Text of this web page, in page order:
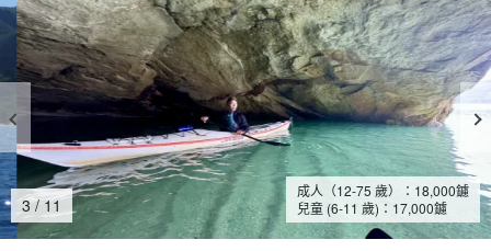
4/ 11
成人（12-75 歲）： 18,000鑢
兒童 (6-11 歲)： 17,000鑢